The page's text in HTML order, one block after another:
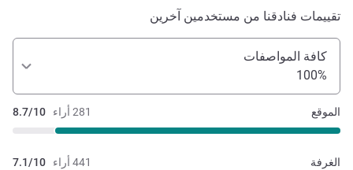
تقييمات فنادقنا من مستخدمين آخرين
كافة المواصفات
100%
281 أراء 8.7/10 الموقع
441 أراء 7.1/10 الغرفة